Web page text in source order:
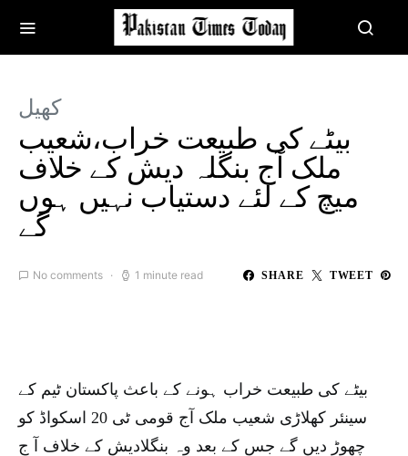
کھیل
بیٹے کی طبیعت خراب،شعیب
ملک آج بنگلہ دیش کے خلاف
میچ کے لئے دستیاب نہیں ہوں
گے
No comments 1 minute read SHARE TWEET
بیٹے کی طبیعت خراب ہونے کے باعث پاکستان ٹیم کے
سینئر کھلاڑی شعیب ملک آج قومی ٹی 20 اسکواڈ کو
چھوڑ دیں گے جس کے بعد وہ بنگلادیش کے خلاف آ ج